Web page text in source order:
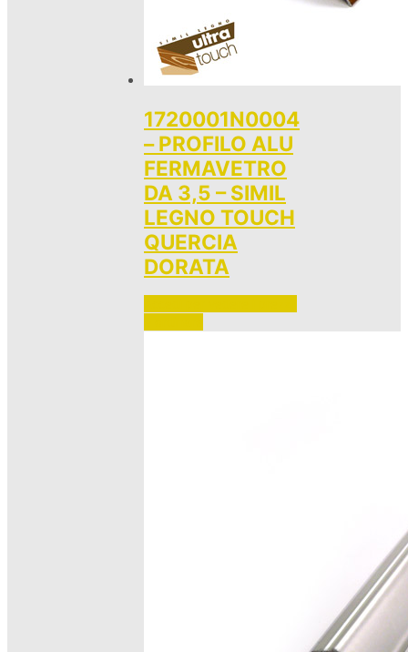
1720001N0004
– PROFILO ALU
FERMAVETRO
DA 3,5 – SIMIL
LEGNO TOUCH
QUERCIA
DORATA